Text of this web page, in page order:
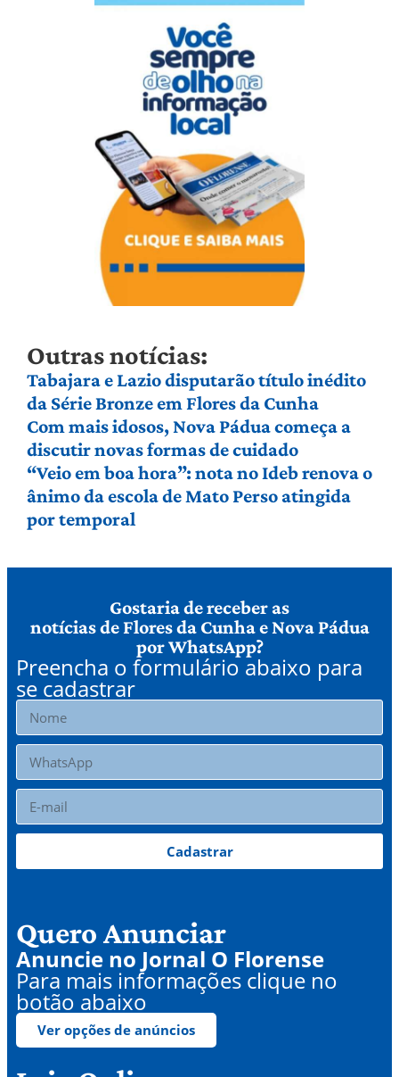
Outras notícias:
Tabajara e Lazio disputarão título inédito
da Série Bronze em Flores da Cunha
Com mais idosos, Nova Pádua começa a
discutir novas formas de cuidado
“Veio em boa hora”: nota no Ideb renova o
ânimo da escola de Mato Perso atingida
por temporal
Gostaria de receber as
notícias de Flores da Cunha e Nova Pádua
por WhatsApp?
Preencha o formulário abaixo para
se cadastrar
Cadastrar
Quero Anunciar
Anuncie no Jornal O Florense
Para mais informações clique no
botão abaixo
Ver opções de anúncios